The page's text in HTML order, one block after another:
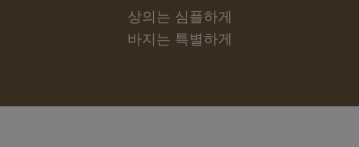
상의는 심플하게
바지는 특별하게